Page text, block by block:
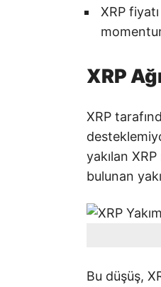
XRP
XRP
XRP
yakılan
bulunan
Bu düşüş,